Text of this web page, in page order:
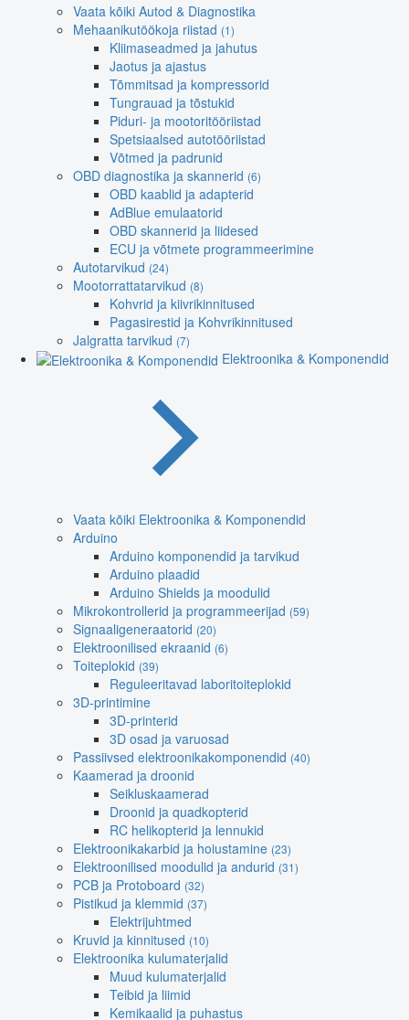
Vaata kõiki Autod & Diagnostika
Mehaanikutöökoja riistad (1)
Kliimaseadmed ja jahutus
Jaotus ja ajastus
Tõmmitsad ja kompressorid
Tungrauad ja tõstukid
Piduri- ja mootoritööriistad
Spetsiaalsed autotööriistad
Võtmed ja padrunid
OBD diagnostika ja skannerid (6)
OBD kaablid ja adapterid
AdBlue emulaatorid
OBD skannerid ja liidesed
ECU ja võtmete programmeerimine
Autotarvikud (24)
Mootorrattatarvikud (8)
Kohvrid ja kiivrikinnitused
Pagasirestid ja Kohvrikinnitused
Jalgratta tarvikud (7)
Elektroonika & Komponendid
Vaata kõiki Elektroonika & Komponendid
Arduino
Arduino komponendid ja tarvikud
Arduino plaadid
Arduino Shields ja moodulid
Mikrokontrollerid ja programmeerijad (59)
Signaaligeneraatorid (20)
Elektroonilised ekraanid (6)
Toiteplokid (39)
Reguleeritavad laboritoiteplokid
3D-printimine
3D-printerid
3D osad ja varuosad
Passiivsed elektroonikakomponendid (40)
Kaamerad ja droonid
Seikluskaamerad
Droonid ja quadkopterid
RC helikopterid ja lennukid
Elektroonikakarbid ja hoiustamine (23)
Elektroonilised moodulid ja andurid (31)
PCB ja Protoboard (32)
Pistikud ja klemmid (37)
Elektrijuhtmed
Kruvid ja kinnitused (10)
Elektroonika kulumaterjalid
Muud kulumaterjalid
Teibid ja liimid
Kemikaalid ja puhastus